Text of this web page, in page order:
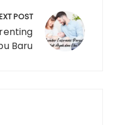
POST
Baru